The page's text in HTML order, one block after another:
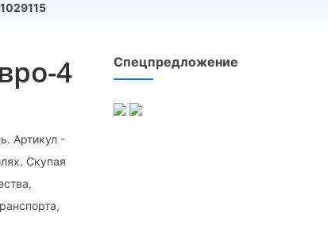
4
Артикул -
Скупая
Спецпредложение